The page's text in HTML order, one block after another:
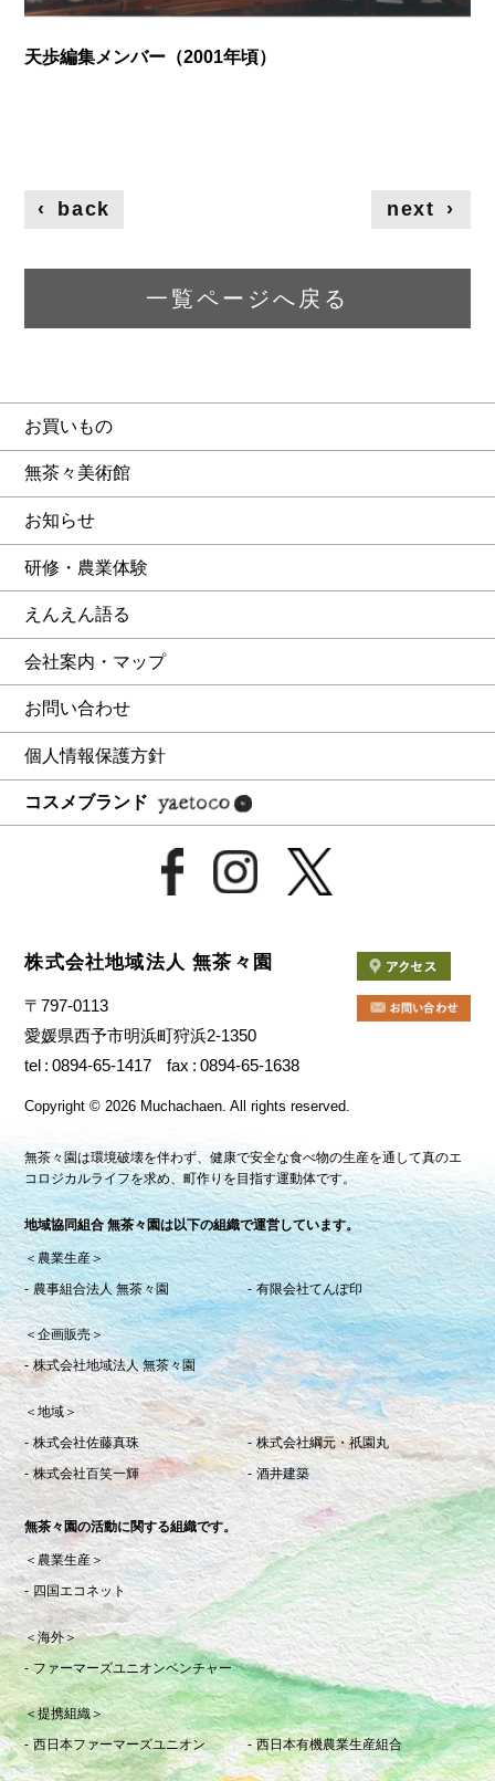
天歩編集メンバー（2001年頃）
‹ back next ›
一覧ページへ戻る
お買いもの
無茶々美術館
お知らせ
研修・農業体験
えんえん語る
会社案内・マップ
お問い合わせ
個人情報保護方針
コスメブランド
株式会社地域法人 無茶々園
〒797-0113
愛媛県西予市明浜町狩浜2-1350
tel
0894-65-1417 fax 0894-65-1638
Copyright© 2026 Muchachaen.All rights reserved.
無茶々園は環境破壊を伴わず、健康で安全な食べ物の生産を通して真のエ
コロジカルライフを求め、町作りを目指す運動体です。
地域協同組合 無茶々園は以下の組織で運営しています。
＜農業生産＞
農事組合法人 無茶々園
有限会社てんぽ印
＜企画販売＞
株式会社地域法人 無茶々園
＜地域＞
株式会社佐藤真珠
株式会社綱元・祇園丸
株式会社百笑一輝
酒井建築
無茶々園の活動に関する組織です。
＜農業生産＞
四国エコネット
＜海外＞
ファーマーズユニオンベンチャー
＜提携組織＞
西日本ファーマーズユニオン
西日本有機農業生産組合